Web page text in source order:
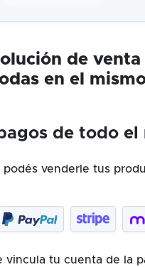
de
en el
de todo el
podés venderle tus
vincula tu cuenta de la